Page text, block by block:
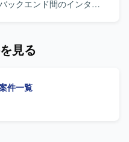
メントスキルの双方を磨
ックエンド間のインター
、周囲と協業しながらチ
係者と意思疎通を図りな
かりやすい言葉で説明で
見る
件一覧